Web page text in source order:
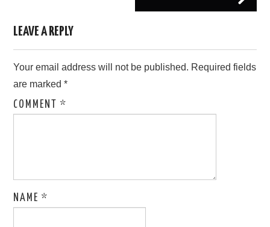
LEAVE A REPLY
Your email address will not be published. Required fields
are marked*
COMMENT*
NAME*